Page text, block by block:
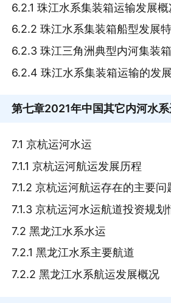
6.2.1 珠江水系集装箱运输发展概
6.2.2 珠江水系集装箱船型发展
6.2.3 珠江三角洲典型内河集装
6.2.4 珠江水系集装箱运输的发
第七章2021年中国其它内河水
7.1 京杭运河水运
7.1.1 京杭运河航运发展历程
7.1.2 京杭运河航运存在的主要问
7.1.3 京杭运河水运航道投资规划
7.2 黑龙江水系水运
7.2.1 黑龙江水系主要航道
7.2.2 黑龙江水系航运发展概况